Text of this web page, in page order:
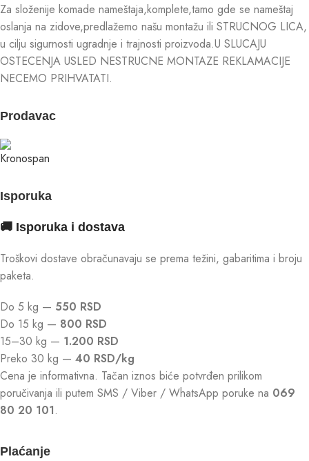
Za složenije komade nameštaja,komplete,tamo gde se nameštaj
oslanja na zidove,predlažemo našu montažu ili STRUCNOG LICA,
u cilju sigurnosti ugradnje i trajnosti proizvoda.U SLUCAJU
OSTECENJA USLED NESTRUCNE MONTAZE REKLAMACIJE
NECEMO PRIHVATATI.
Prodavac
Isporuka
🚚 Isporuka i dostava
Troškovi dostave obračunavaju se prema težini, gabaritima i broju
paketa.
Do 5 kg — 550 RSD
Do 15 kg — 800 RSD
15–30 kg — 1.200 RSD
Preko 30 kg — 40 RSD/kg
Cena je informativna. Tačan iznos biće potvrđen prilikom
poručivanja ili putem SMS / Viber / WhatsApp poruke na 069
80 20 101.
Plaćanje